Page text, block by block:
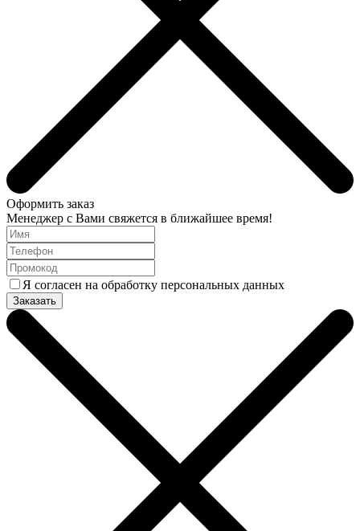
Оформить заказ
Менеджер с Вами свяжется в ближайшее время!
Я согласен на обработку персональных данных
Заказать